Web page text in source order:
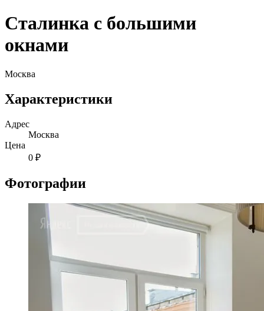
Сталинка с большими
окнами
Москва
Характеристики
Адрес
Москва
Цена
0 ₽
Фотографии